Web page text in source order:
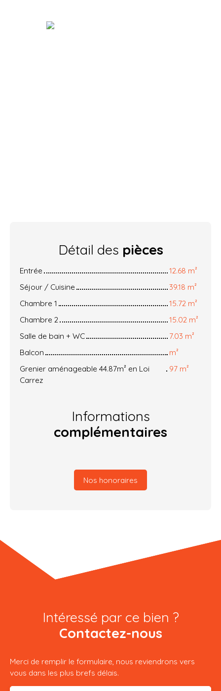
Détail des pièces
Entrée
12.68 m²
Séjour / Cuisine
39.18 m²
Chambre 1
15.72 m²
Chambre 2
15.02 m²
Salle de bain + WC
7.03 m²
Balcon
m²
Grenier aménageable 44.87m² en Loi
Carrez
97 m²
Informations
complémentaires
Nos honoraires
Intéressé par ce bien ?
Contactez-nous
Merci de remplir le formulaire, nous reviendrons vers
vous dans les plus brefs délais.